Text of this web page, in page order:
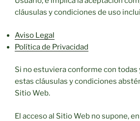
cláusulas y condiciones de uso
Aviso Legal
Política de Privacidad
Si no estuviera conforme con todas
estas cláusulas y condiciones
Sitio Web.
El acceso al Sitio Web no supone,